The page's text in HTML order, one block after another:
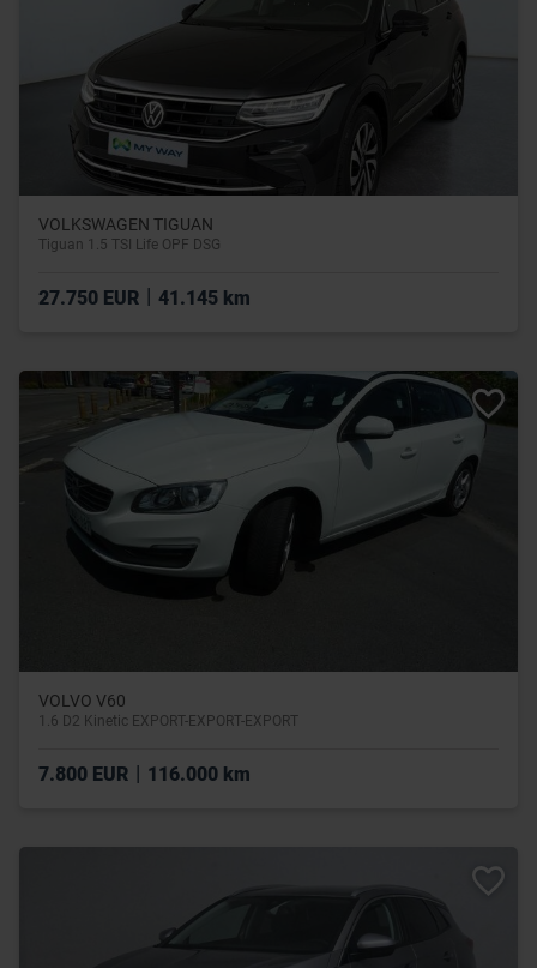
VOLKSWAGEN TIGUAN
Tiguan 1.5 TSI Life OPF DSG
27.750 EUR 41.145 km
VOLVO V60
1.6 D2 Kinetic EXPORT-EXPORT-EXPORT
7.800 EUR | 116.000 km